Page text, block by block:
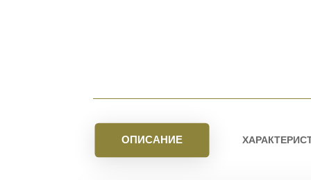
ОПИСАНИЕ